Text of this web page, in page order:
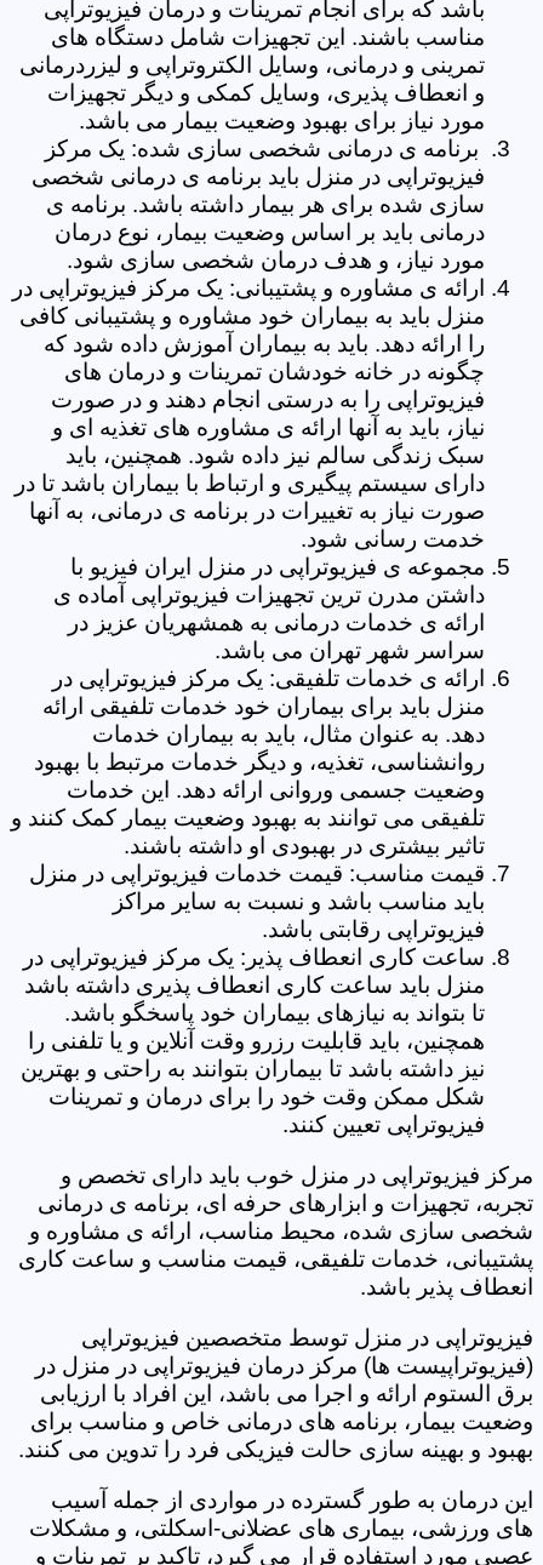
باشد که برای انجام تمرینات و درمان فیزیوتراپی
مناسب باشند. این تجهیزات شامل دستگاه های
تمرینی و درمانی، وسایل الکتروتراپی و لیزردرمانی
و انعطاف پذیری، وسایل کمکی و دیگر تجهیزات
مورد نیاز برای بهبود وضعیت بیمار می باشد.
برنامه ی درمانی شخصی سازی شده: یک مرکز
فیزیوتراپی در منزل باید برنامه ی درمانی شخصی
سازی شده برای هر بیمار داشته باشد. برنامه ی
درمانی باید بر اساس وضعیت بیمار، نوع درمان
مورد نیاز، و هدف درمان شخصی سازی شود.
ارائه ی مشاوره و پشتیبانی: یک مرکز فیزیوتراپی در
منزل باید به بیماران خود مشاوره و پشتیبانی کافی
را ارائه دهد. باید به بیماران آموزش داده شود که
چگونه در خانه خودشان تمرینات و درمان های
فیزیوتراپی را به درستی انجام دهند و در صورت
نیاز، باید به آنها ارائه ی مشاوره های تغذیه ای و
سبک زندگی سالم نیز داده شود. همچنین، باید
دارای سیستم پیگیری و ارتباط با بیماران باشد تا در
صورت نیاز به تغییرات در برنامه ی درمانی، به آنها
خدمت رسانی شود.
مجموعه ی فیزیوتراپی در منزل ایران فیزیو با
داشتن مدرن ترین تجهیزات فیزیوتراپی آماده ی
ارائه ی خدمات درمانی به همشهریان عزیز در
سراسر شهر تهران می باشد.
ارائه ی خدمات تلفیقی: یک مرکز فیزیوتراپی در
منزل باید برای بیماران خود خدمات تلفیقی ارائه
دهد. به عنوان مثال، باید به بیماران خدمات
روانشناسی، تغذیه، و دیگر خدمات مرتبط با بهبود
وضعیت جسمی وروانی ارائه دهد. این خدمات
تلفیقی می توانند به بهبود وضعیت بیمار کمک کنند و
تاثیر بیشتری در بهبودی او داشته باشند.
قیمت مناسب: قیمت خدمات فیزیوتراپی در منزل
باید مناسب باشد و نسبت به سایر مراکز
فیزیوتراپی رقابتی باشد.
ساعت کاری انعطاف پذیر: یک مرکز فیزیوتراپی در
منزل باید ساعت کاری انعطاف پذیری داشته باشد
تا بتواند به نیازهای بیماران خود پاسخگو باشد.
همچنین، باید قابلیت رزرو وقت آنلاین و یا تلفنی را
نیز داشته باشد تا بیماران بتوانند به راحتی و بهترین
شکل ممکن وقت خود را برای درمان و تمرینات
فیزیوتراپی تعیین کنند.
مرکز فیزیوتراپی در منزل خوب باید دارای تخصص و
تجربه، تجهیزات و ابزارهای حرفه ای، برنامه ی درمانی
شخصی سازی شده، محیط مناسب، ارائه ی مشاوره و
پشتیبانی، خدمات تلفیقی، قیمت مناسب و ساعت کاری
انعطاف پذیر باشد.
فیزیوتراپی در منزل توسط متخصصین فیزیوتراپی
(فیزیوتراپیست ها) مرکز درمان فیزیوتراپی در منزل در
برق الستوم ارائه و اجرا می باشد، این افراد با ارزیابی
وضعیت بیمار، برنامه های درمانی خاص و مناسب برای
بهبود و بهینه سازی حالت فیزیکی فرد را تدوین می کنند.
این درمان به طور گسترده در مواردی از جمله آسیب
های ورزشی، بیماری های عضلانی-اسکلتی، و مشکلات
عصبی مورد استفاده قرار می گیرد، تاکید بر تمرینات و